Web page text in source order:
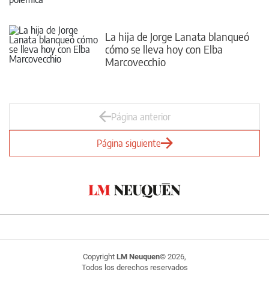
La hija de Jorge Lanata blanqueó
cómo se lleva hoy con Elba
Marcovecchio
Página anterior
Página siguiente
Copyright LM Neuquen© 2026,
Todos los derechos reservados